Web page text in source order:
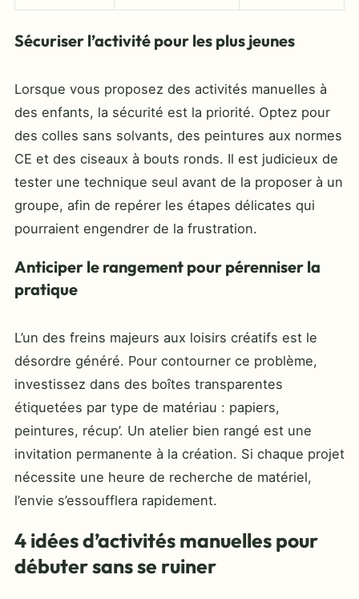
Sécuriser l’activité pour les plus jeunes
Lorsque vous proposez des activités manuelles à
des enfants, la sécurité est la priorité. Optez pour
des colles sans solvants, des peintures aux normes
CE et des ciseaux à bouts ronds. Il est judicieux de
tester une technique seul avant de la proposer à un
groupe, afin de repérer les étapes délicates qui
pourraient engendrer de la frustration.
Anticiper le rangement pour pérenniser la
pratique
L’un des freins majeurs aux loisirs créatifs est le
désordre généré. Pour contourner ce problème,
investissez dans des boîtes transparentes
étiquetées par type de matériau : papiers,
peintures, récup’. Un atelier bien rangé est une
invitation permanente à la création. Si chaque projet
nécessite une heure de recherche de matériel,
l’envie s’essoufflera rapidement.
4 idées d’activités manuelles pour
débuter sans se ruiner